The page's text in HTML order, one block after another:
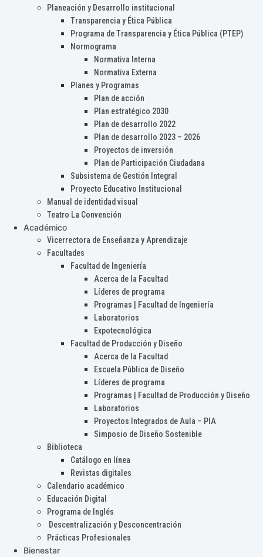
Planeación y Desarrollo institucional
Transparencia y Ética Pública
Programa de Transparencia y Ética Pública (PTEP)
Normograma
Normativa Interna
Normativa Externa
Planes y Programas
Plan de acción
Plan estratégico 2030
Plan de desarrollo 2022
Plan de desarrollo 2023 – 2026
Proyectos de inversión
Plan de Participación Ciudadana
Subsistema de Gestión Integral
Proyecto Educativo Institucional
Manual de identidad visual
Teatro La Convención
Académico
Vicerrectora de Enseñanza y Aprendizaje
Facultades
Facultad de Ingeniería
Acerca de la Facultad
Líderes de programa
Programas | Facultad de Ingeniería
Laboratorios
Expotecnológica
Facultad de Producción y Diseño
Acerca de la Facultad
Escuela Pública de Diseño
Líderes de programa
Programas | Facultad de Producción y Diseño
Laboratorios
Proyectos Integrados de Aula – PIA
Simposio de Diseño Sostenible
Biblioteca
Catálogo en línea
Revistas digitales
Calendario académico
Educación Digital
Programa de Inglés
Descentralización y Desconcentración
Prácticas Profesionales
Bienestar